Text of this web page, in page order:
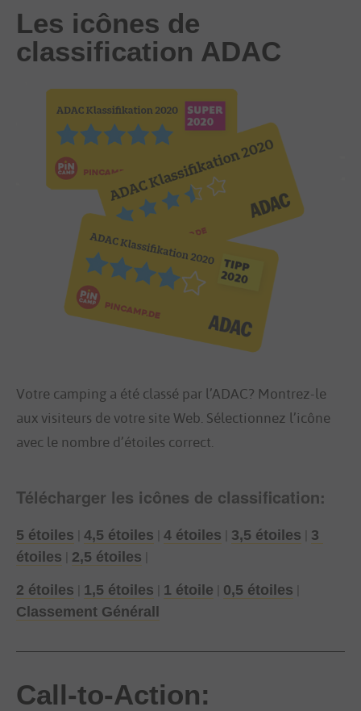
Les icônes de
classification ADAC
Votre camping a été classé par l’ADAC? Montrez-le
aux visiteurs de votre site Web. Sélectionnez l’icône
avec le nombre d’étoiles correct.
Télécharger les icônes de classification:
5 étoiles 4,5 étoiles 4 étoiles 3,5 étoiles
3
étoiles
2,5 étoiles
2 étoiles 1,5 étoiles 1 étoile 0,5 étoiles
Classement Générall
Call-to-Action: